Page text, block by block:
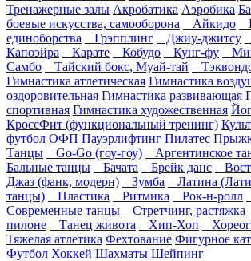
Тренажерные залы Акробатика Аэробика
боевые искусства, самооборона
Айкидо
единоборства
Грэпплинг Джиу-джитсу
Капоэйра
Карате Кобудо Кунг-фу
Самбо
Тайский бокс, Муай-тай
Гимнастика атлетическая Гимнастика
оздоровительная Гимнастика развивающая
спортивная Гимнастика художественная
КроссФит (функциональный тренинг)
футбол ОФП Пауэрлифтинг Пилатес
Танцы
Go-Go (гоу-гоу) Аргентинское
Бальные танцы
Бачата Брейк данс
Джаз (фанк, модерн)
Зумба
Латина
танцы)
Пластика Ритмика Рок-н-ролл
Современные танцы
Стретчинг, растяжка
пилоне
Танец живота Хип-Хоп
Тяжелая атлетика Фехтование Фигурное
Футбол Хоккей Шахматы Шейпинг